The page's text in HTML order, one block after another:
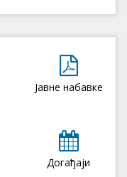
Јавне набавке
Догађаји